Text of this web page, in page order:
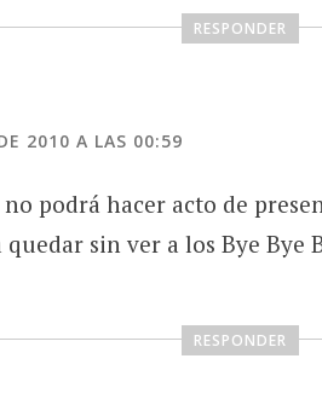
RESPONDER
2010 A LAS 00:59
podrá hacer acto de
quedar sin ver a los Bye Bye
RESPONDER